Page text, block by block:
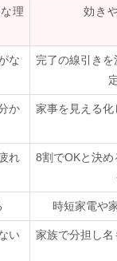
理
効き
な
完了の線引き
か
家事を見える
れ
8割でOKと決
時短家電や
い
家族で分担し